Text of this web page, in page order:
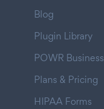
Blog
Plugin Library
POWR Business
Plans & Pricing
HIPAA Forms